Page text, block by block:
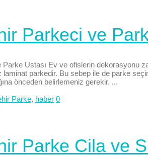
Parkeci ve
Ustası Ev ve ofislerin dekorasyonu
parkedir. Bu sebep ile de parke
önceden belirlemeniz gerekir. ...
Parke, haber 0
Parke Cila ve